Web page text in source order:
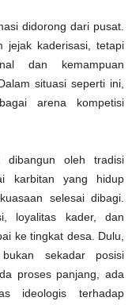
didorong dari pusat.
jejak kaderisasi, tetapi
dan kemampuan
situasi seperti ini,
arena kompetisi
dibangun oleh tradisi
karbitan yang hidup
selesai dibagi.
loyalitas kader, dan
ke tingkat desa. Dulu,
sekadar posisi
proses panjang, ada
ideologis terhadap